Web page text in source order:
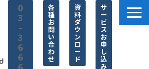
0
3
-
3
6
6
各
種
お
問
い
合
わ
せ
資
料
ダ
ウ
ン
ロ
ー
ド
サ
ー
ビ
ス
お
申
し
込
み